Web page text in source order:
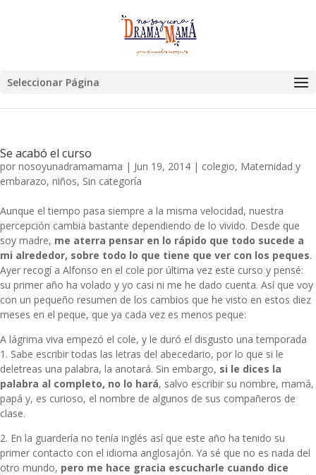
Seleccionar Página
Se acabó el curso
por nosoyunadramamama | Jun 19, 2014 | colegio, Maternidad y
embarazo, niños, Sin categoría
Aunque el tiempo pasa siempre a la misma velocidad, nuestra
percepción cambia bastante dependiendo de lo vivido. Desde que
soy madre, me aterra pensar en lo rápido que todo sucede a
mi alrededor, sobre todo lo que tiene que ver con los peques.
Ayer recogí a Alfonso en el cole por última vez este curso y pensé:
su primer año ha volado y yo casi ni me he dado cuenta. Así que voy
con un pequeño resumen de los cambios que he visto en estos diez
meses en el peque, que ya cada vez es menos peque:
A lágrima viva empezó el cole, y le duró el disgusto una temporada
1. Sabe escribir todas las letras del abecedario, por lo que si le
deletreas una palabra, la anotará. Sin embargo, si le dices la
palabra al completo, no lo hará, salvo escribir su nombre, mamá,
papá y, es curioso, el nombre de algunos de sus compañeros de
clase.
2. En la guardería no tenía inglés así que este año ha tenido su
primer contacto con el idioma anglosajón. Ya sé que no es nada del
otro mundo, pero me hace gracia escucharle cuando dice